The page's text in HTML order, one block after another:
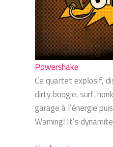
Powershake
Ce quartet explosif,
dirty boogie, surf,
garage à l’énergie
Warning! It’s